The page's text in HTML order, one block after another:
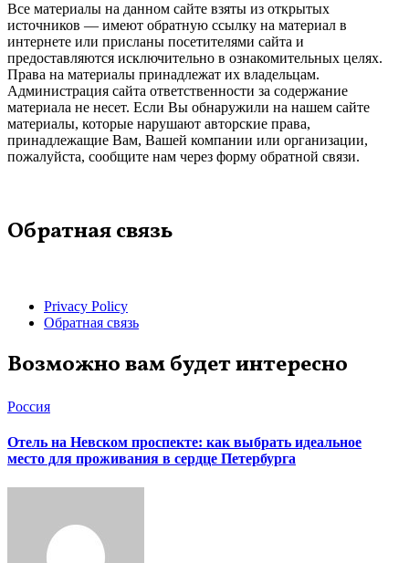
Все материалы на данном сайте взяты из открытых
источников — имеют обратную ссылку на материал в
интернете или присланы посетителями сайта и
предоставляются исключительно в ознакомительных целях.
Права на материалы принадлежат их владельцам.
Администрация сайта ответственности за содержание
материала не несет. Если Вы обнаружили на нашем сайте
материалы, которые нарушают авторские права,
принадлежащие Вам, Вашей компании или организации,
пожалуйста, сообщите нам через форму обратной связи.
Обратная связь
Privacy Policy
Обратная связь
Возможно вам будет интересно
Россия
Отель на Невском проспекте: как выбрать идеальное
место для проживания в сердце Петербурга